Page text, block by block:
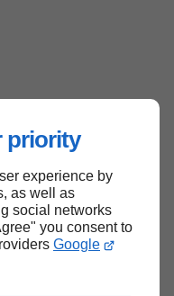
priority
experience by
as well as
social networks
you consent to
Google